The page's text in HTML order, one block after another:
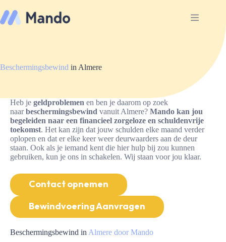
naar
de
Beschermingsbewind in Almere
Heb je geldproblemen en ben je daarom op zoek
naarbeschermingsbewind vanuit Almere? Mando kan jou
begeleiden naar een financieel zorgeloze en schuldenvrije
toekomst. Het kan zijn dat jouw schulden elke maand verder
oplopen en dat er elke keer weer deurwaarders aan de deur
staan. Ook als je iemand kent die hier hulp bij zou kunnen
gebruiken, kun je ons in schakelen. Wij staan voor jou klaar.
Contact opnemen
Bewindvoering Aanvragen
Beschermingsbewind in Almere door Mando